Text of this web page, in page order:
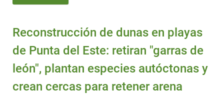
Reconstrucción de dunas en playas
de Punta del Este: retiran "garras de
león", plantan especies autóctonas y
crean cercas para retener arena